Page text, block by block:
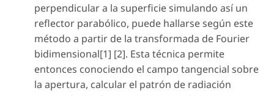
perpendicular a la superficie simulando así un
reflector parabólico, puede hallarse según este
método a partir de la transformada de Fourier
bidimensional[1] [2]. Esta técnica permite
entonces conociendo el campo tangencial sobre
la apertura, calcular el patrón de radiación